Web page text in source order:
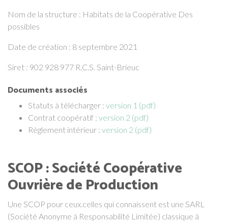
Nom de la structure : Habitats de la Coopérative Des
possibles
Date de création : 8 septembre 2021
Siret : 902 928 977 R.C.S. Saint-Brieuc
Documents associés
Statuts à télécharger : version 1 (pdf)
Contrat coopératif : version 2 (pdf)
Règlement intérieur : version 2 (pdf)
SCOP : Société Coopérative
Ouvrière de Production
Une SCOP pour ceux.celles qui connaissent est une SARL
(Société Anonyme à Responsabilité Limitée) classique à